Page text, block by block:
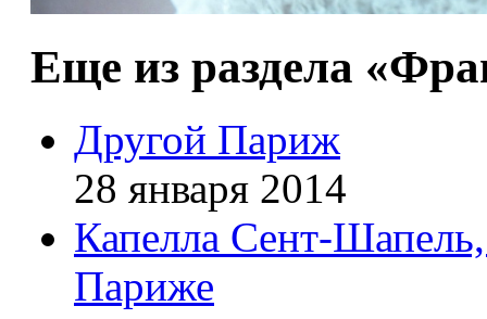
Еще из раздела
Другой Париж
28 января 2014
Капелла Сент-
Париже